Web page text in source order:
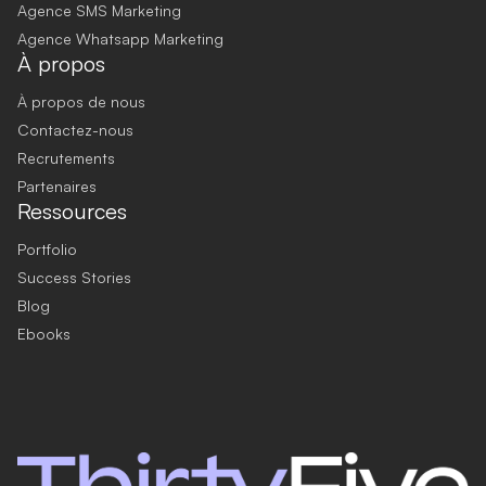
Agence SMS Marketing
Agence Whatsapp Marketing
À propos
À propos de nous
Contactez-nous
Recrutements
Partenaires
Ressources
Portfolio
Success Stories
Blog
Ebooks